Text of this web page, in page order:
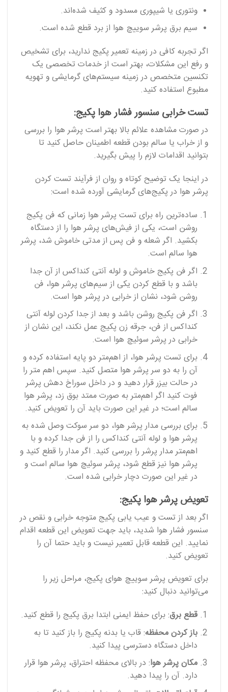
ونتوری یا شیپوری مسدود و کثیف شده‌اند.
سیم برق پرشر سوییچ هوا از برد قطع شده است.
اگر تجربه کافی در زمینه تعمیر پکیج ندارید، برای تشخیص
و رفع این مشکلات، بهتر است از خدمات تخصصی یک
تکنسین متخصص در زمینه سیستم‌های گرمایشی و تهویه
مطبوع استفاده کنید.
تست خرابی سنسور فشار هوا پکیج:
در صورت مشاهده علائم بالا بهتر است پرشر هوا را بررسی
و از خراب یا سالم بودن قطعه اطمینان حاصل کنید تا
بتوانید اقدامات لازم را پیش بگیرید.
در اینجا یک توضیح کوتاه و روان‌ از فرآیند تست کردن
پرشر هوا در پکیج‌های گرمایشی آورده شده است:
ساده‌ترین راه برای تست پرشر هوا زمانی که فن پکیج
روشن است، یکی از فیش‌های پرشر هوا را از دستگاه
بکشید. اگر شعله و فن پس از مدتی خاموش شد، پرشر
هوا سالم است.
اگر فن پکیج خاموش و لوله آنتی کنداکس از آن جدا
باشد و با قطع کردن یکی از سیم‌های پرشر هوا، فن
روشن شود، نشان از خرابی در پرشر هوا است.
اگر فن پکیج روشن باشد و بعد از جدا کردن لوله آنتی
کنداکس از فن، جرقه زن پکیج عمل نکند، این نشان از
خرابی در پرشر سوئیچ هوا است.
برای تست پرشر هوا، از اهم‌متر دو پایه استفاده کرده و
آن را به دو سر پرشر هوا متصل کنید. سپس اهم متر را
در حالت بیزر قرار دهید و در داخل سوراخ دهش پرشر
فوت کنید اگر اهم‌متر به صورت ممتد بوق زد، پرشر هوا
سالم است؛ در غیر این صورت باید آن را تعویض کنید.
برای بررسی مدار پرشر هوا، دو سر سوکت وصل شده به
پرشر هوا و لوله آنتی کنداکس را از فن جدا کرده و با
اهم‌متر مدار پرشر را بررسی کنید. اگر مدار را قطع کنید و
پرشر هوا نیز قطع شود، پرشر سوئیچ هوا سالم است و
در غیر این صورت دچار خرابی شده است.
تعویض پرشر هوا پکیج:
اگر بعد از تست و عیب یابی پکیج متوجه خرابی و نقص در
سنسور فشار هوا شدید، باید جهت تعویض این قطعه اقدام
نمایید. این قطعه قابل تعمیر نیست و باید حتما آن را
تعویض کنید.
برای تعویض پرشر سوییچ هوای پکیج، مراحل زیر را
می‌توانید دنبال کنید:
قطع برق: برای حفظ ایمنی ابتدا برق پکیج را قطع کنید.
باز کردن محفظه: قاب یا بدنه پکیج را باز کنید تا به
داخل دستگاه دسترسی پیدا کنید.
مکان پرشر هوا: در بالای محفظه احتراق، پرشر هوا قرار
دارد. آن را پیدا دهید.